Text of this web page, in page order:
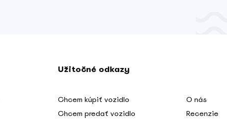
Užitočné odkazy
Chcem kúpiť vozidlo
Chcem predať vozidlo
O nás
Recenzie